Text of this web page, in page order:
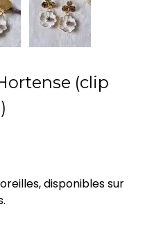
(clip
disponibles sur